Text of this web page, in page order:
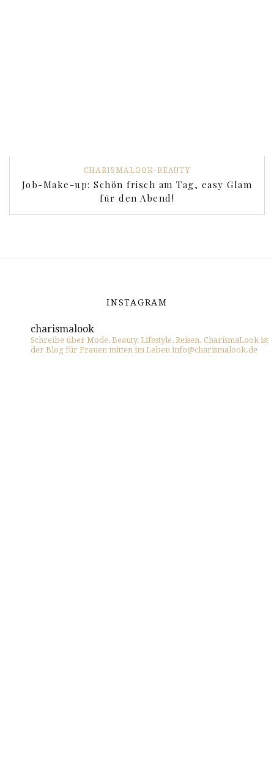
CHARISMALOOK-BEAUTY
Job-Make-up: Schön frisch am Tag, easy Glam
für den Abend!
INSTAGRAM
charismalook
Schreibe über Mode, Beauty, Lifestyle, Reisen. CharismaLook ist
der Blog für Frauen mitten im Leben info@charismalook.de